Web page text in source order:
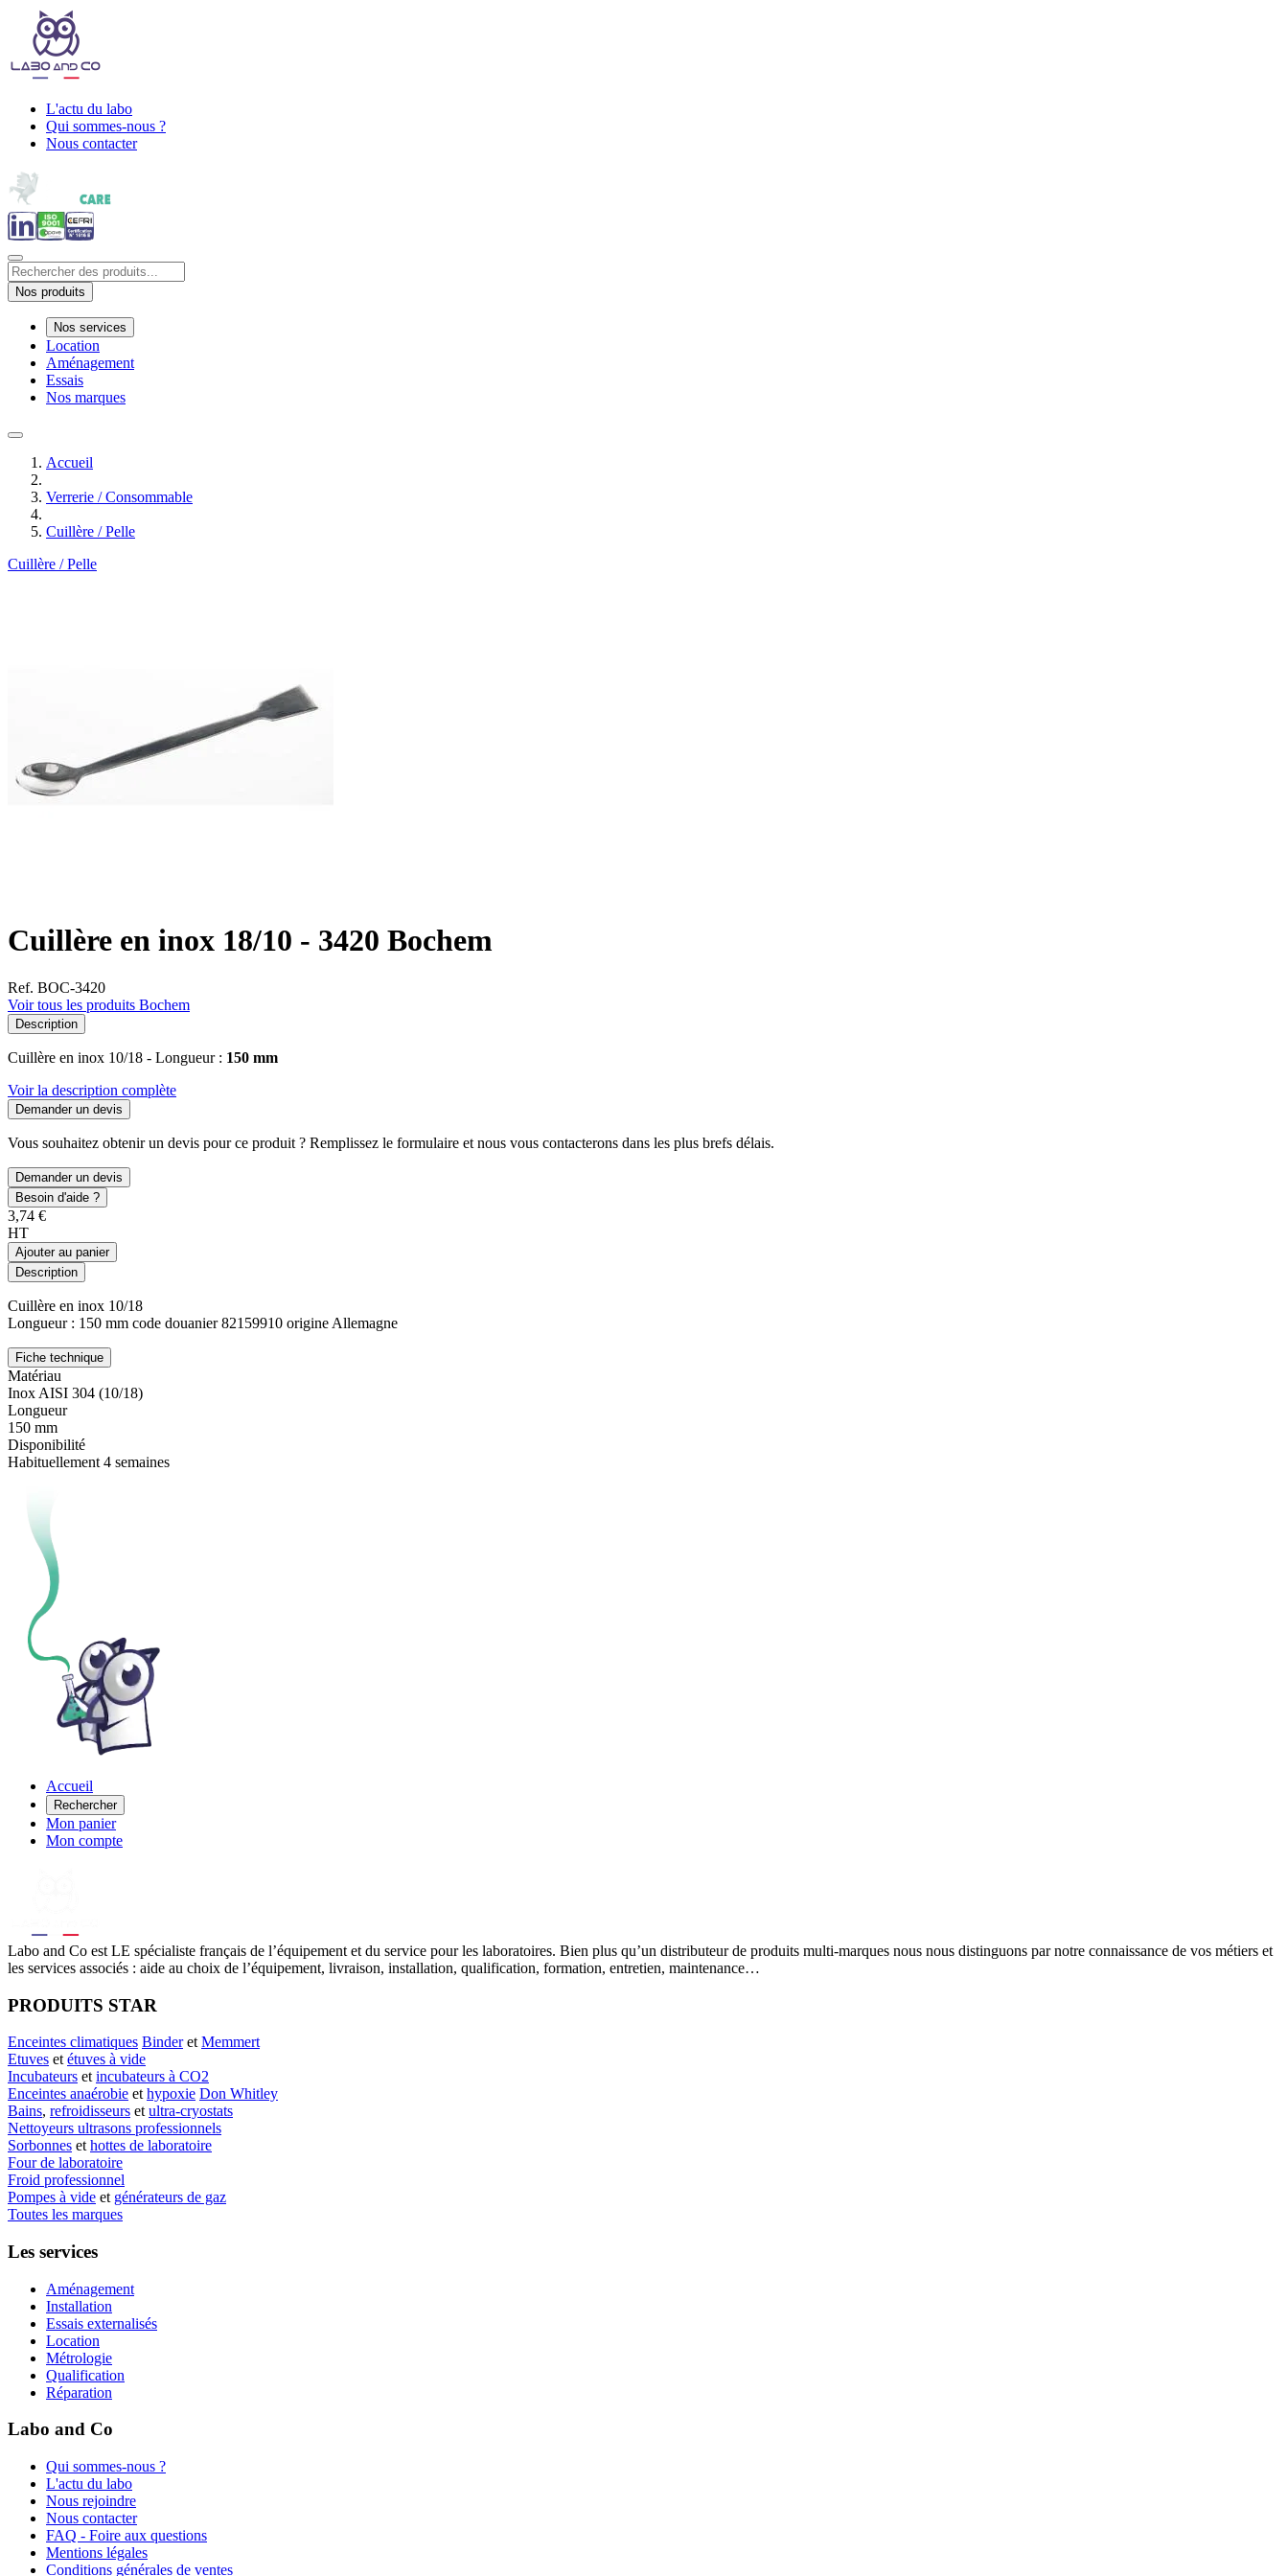
L'actu du labo
Qui sommes-nous ?
Nous contacter
Nos produits
Nos services
Location
Aménagement
Essais
Nos marques
Accueil
Verrerie / Consommable
Cuillère / Pelle
Cuillère / Pelle
Cuillère en inox 18/10 - 3420 Bochem
Ref. BOC-3420
Voir tous les produits Bochem
Description
Cuillère en inox 10/18 - Longueur : 150 mm
Voir la description complète
Demander un devis
Vous souhaitez obtenir un devis pour ce produit ? Remplissez le formulaire et nous vous contacterons dans les plus brefs délais.
Demander un devis
Besoin d'aide ?
3,74 €
HT
Ajouter au panier
Description
Cuillère en inox 10/18
Longueur : 150 mm code douanier 82159910 origine Allemagne
Fiche technique
Matériau
Inox AISI 304 (10/18)
Longueur
150 mm
Disponibilité
Habituellement 4 semaines
Accueil
Rechercher
Mon panier
Mon compte
Labo and Co est LE spécialiste français de l’équipement et du service pour les laboratoires. Bien plus qu’un distributeur de produits multi-marques nous nous distinguons par notre connaissance de vos métiers et
les services associés : aide au choix de l’équipement, livraison, installation, qualification, formation, entretien, maintenance…
PRODUITS STAR
Enceintes climatiques Binderet Memmert
Etuves et étuves à vide
Incubateurs et incubateurs à CO2
Enceintes anaérobie et hypoxie Don Whitley
Bains, refroidisseurs et ultra-cryostats
Nettoyeurs ultrasons professionnels
Sorbonnes et hottes de laboratoire
Four de laboratoire
Froid professionnel
Pompes à vide et générateurs de gaz
Toutes les marques
Les services
Aménagement
Installation
Essais externalisés
Location
Métrologie
Qualification
Réparation
Labo and Co
Qui sommes-nous ?
L'actu du labo
Nous rejoindre
Nous contacter
FAQ - Foire aux questions
Mentions légales
Conditions générales de ventes